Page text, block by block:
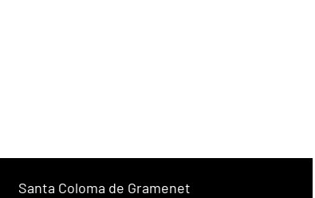
Santa Coloma de Gramenet